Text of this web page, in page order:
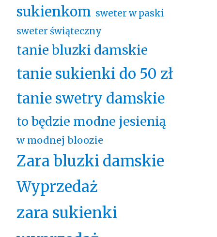
sukienkom sweter w paski
sweter świąteczny
tanie bluzki damskie
tanie sukienki do 50 zł
tanie swetry damskie
to będzie modne jesienią
w modnej bloozie
Zara bluzki damskie
Wyprzedaż
zara sukienki